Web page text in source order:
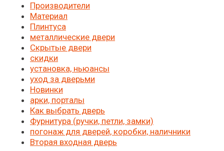
Производители
Материал
Плинтуса
металлические двери
Скрытые двери
скидки
установка, ньюансы
уход за дверьми
Новинки
арки, порталы
Как выбрать дверь
Фурнитура (ручки, петли, замки)
погонаж для дверей, коробки, наличники
Вторая входная дверь